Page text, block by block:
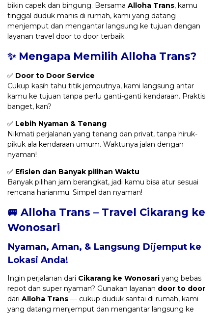
bikin capek dan bingung. Bersama Alloha Trans, kamu
tinggal duduk manis di rumah, kami yang datang
menjemput dan mengantar langsung ke tujuan dengan
layanan travel door to door terbaik.
✨ Mengapa Memilih Alloha Trans?
✅ Door to Door Service
Cukup kasih tahu titik jemputnya, kami langsung antar
kamu ke tujuan tanpa perlu ganti-ganti kendaraan. Praktis
banget, kan?
✅ Lebih Nyaman & Tenang
Nikmati perjalanan yang tenang dan privat, tanpa hiruk-
pikuk ala kendaraan umum. Waktunya jalan dengan
nyaman!
✅ Efisien dan Banyak pilihan Waktu
Banyak pilihan jam berangkat, jadi kamu bisa atur sesuai
rencana harianmu. Simpel dan nyaman!
🚐 Alloha Trans – Travel Cikarang ke
Wonosari
Nyaman, Aman, & Langsung Dijemput ke
Lokasi Anda!
Ingin perjalanan dari Cikarang ke Wonosari yang bebas
repot dan super nyaman? Gunakan layanan door to door
dari Alloha Trans — cukup duduk santai di rumah, kami
yang datang menjemput dan mengantar langsung ke